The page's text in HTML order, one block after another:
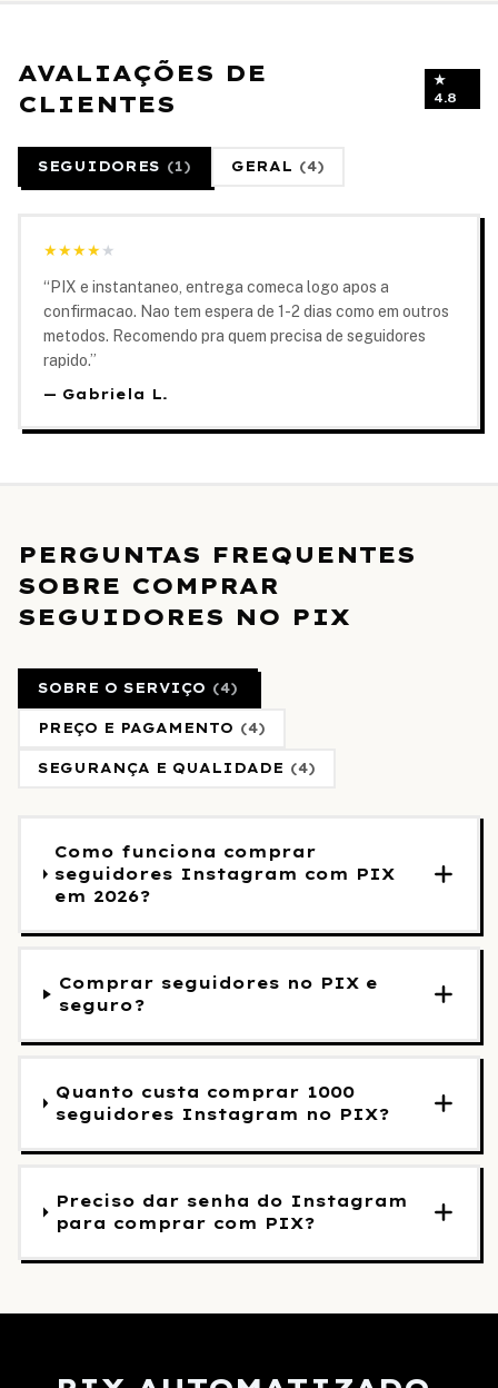
AVALIAÇÕES DE
CLIENTES
★
4.8
SEGUIDORES (1) GERAL (4)
★★★★★
“ PIX e instantaneo, entrega comeca logo apos a
confirmacao. Nao tem espera de 1-2 dias como em outros
metodos. Recomendo pra quem precisa de seguidores
rapido.”
— Gabriela L.
PERGUNTAS FREQUENTES
SOBRE COMPRAR
SEGUIDORES NO PIX
SOBRE O SERVIÇO (4)
PREÇO E PAGAMENTO (4)
SEGURANÇA E QUALIDADE (4)
Como funciona comprar
seguidores Instagram com PIX
em 2026?
Comprar seguidores no PIX e
seguro?
Quanto custa comprar 1000
seguidores Instagram no PIX?
Preciso dar senha do Instagram
para comprar com PIX?